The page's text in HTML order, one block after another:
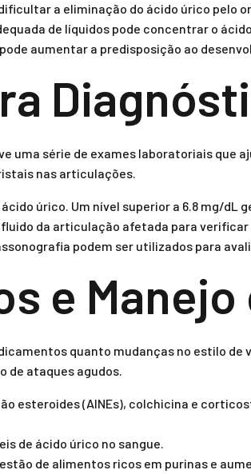
a eliminação do ácido úrico pelo
de líquidos pode concentrar o
aumentar a predisposição ao
uma série de exames laboratoriais que
nas articulações.
ácido úrico. Um nível superior a 6.8 mg/dL
da articulação afetada para
podem ser utilizados para
e Manejo
quanto mudanças no estilo de
de ataques agudos.
esteroides (AINEs), colchicina e
de ácido úrico no sangue.
de alimentos ricos em purinas e